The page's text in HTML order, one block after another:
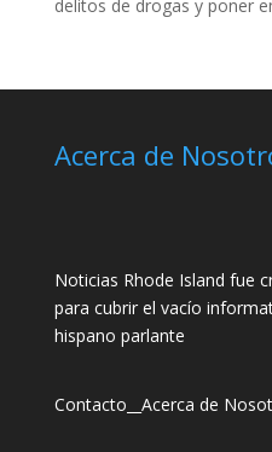
delitos de drogas y poner
Acerca de
Noticias Rhode Island fue
para cubrir el vacío
hispano parlante
Contacto Acerca de